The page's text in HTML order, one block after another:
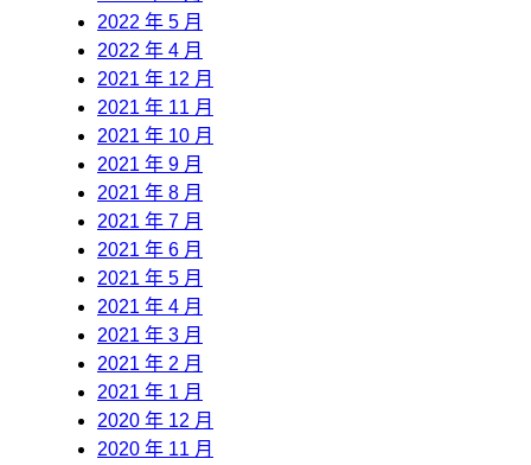
2022 年 5 月
2022 年 4 月
2021 年 12 月
2021 年 11 月
2021 年 10 月
2021 年 9 月
2021 年 8 月
2021 年 7 月
2021 年 6 月
2021 年 5 月
2021 年 4 月
2021 年 3 月
2021 年 2 月
2021 年 1 月
2020 年 12 月
2020 年 11 月